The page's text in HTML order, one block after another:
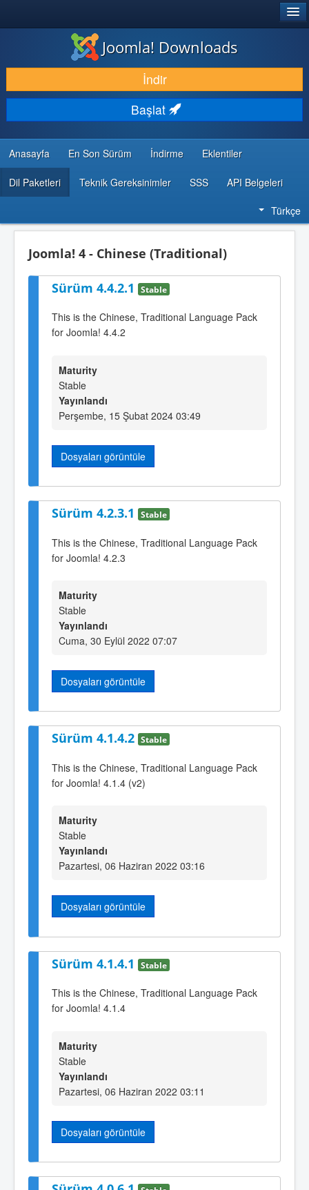
İNDIR & GENIŞLET
KEŞFET & ÖĞREN
TOPLULUK & DESTEK
GELIŞTIRICI KAYNAKLARI
Joomla! Downloads
İndir
Başlat
Anasayfa En Son Sürüm İndirme Eklentiler
Dil Paketleri Teknik Gereksinimler SSS API Belgeleri
Türkçe
Joomla! 4 - Chinese (Traditional)
Sürüm 4.4.2.1 Stable
This is the Chinese, Traditional Language Pack
for Joomla! 4.4.2
Maturity
Stable
Yayınlandı
Perşembe, 15 Şubat 2024 03:49
Dosyaları görüntüle
Sürüm 4.2.3.1 Stable
This is the Chinese, Traditional Language Pack
for Joomla! 4.2.3
Maturity
Stable
Yayınlandı
Cuma, 30 Eylül 2022 07:07
Dosyaları görüntüle
Sürüm 4.1.4.2 Stable
This is the Chinese, Traditional Language Pack
for Joomla! 4.1.4 (v2)
Maturity
Stable
Yayınlandı
Pazartesi, 06 Haziran 2022 03:16
Dosyaları görüntüle
Sürüm 4.1.4.1 Stable
This is the Chinese, Traditional Language Pack
for Joomla! 4.1.4
Maturity
Stable
Yayınlandı
Pazartesi, 06 Haziran 2022 03:11
Dosyaları görüntüle